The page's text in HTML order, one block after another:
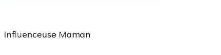
Influenceuse Maman